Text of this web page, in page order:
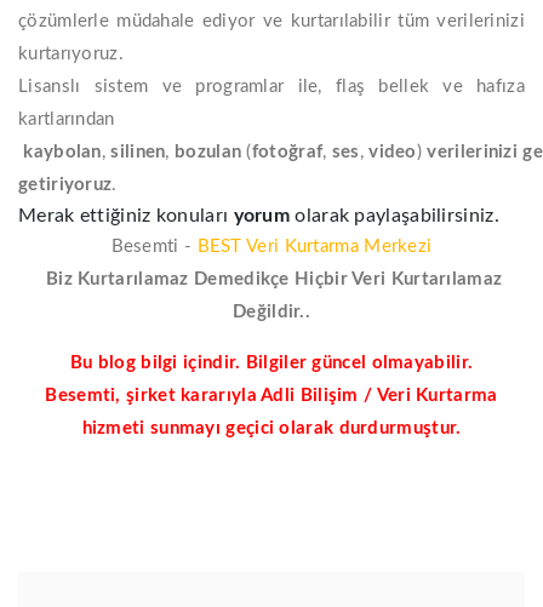
çözümlerle müdahale ediyor ve kurtarılabilir tüm verilerinizi
kurtarıyoruz.
Lisanslı sistem ve programlar ile, flaş bellek ve hafıza
kartlarından
kaybolan,silinen, bozulan (fotoğraf, ses ,video )verilerinizi
getiriyoruz.
Merak ettiğiniz konuları yorum olarak paylaşabilirsiniz.
Besemti - BEST Veri Kurtarma Merkezi
Biz Kurtarılamaz Demedikçe Hiçbir Veri Kurtarılamaz
Değildir..
Bu blog bilgi içindir. Bilgiler güncel olmayabilir.
Besemti, şirket kararıyla Adli Bilişim / Veri Kurtarma
hizmeti sunmayı geçici olarak durdurmuştur.